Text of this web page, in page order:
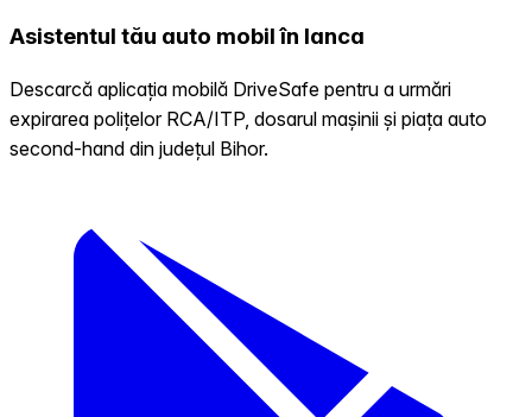
Asistentul tău auto mobil în Ianca
Descarcă aplicația mobilă DriveSafe pentru a urmări
expirarea polițelor RCA/ITP, dosarul mașinii și piața auto
second-hand din județul Bihor.